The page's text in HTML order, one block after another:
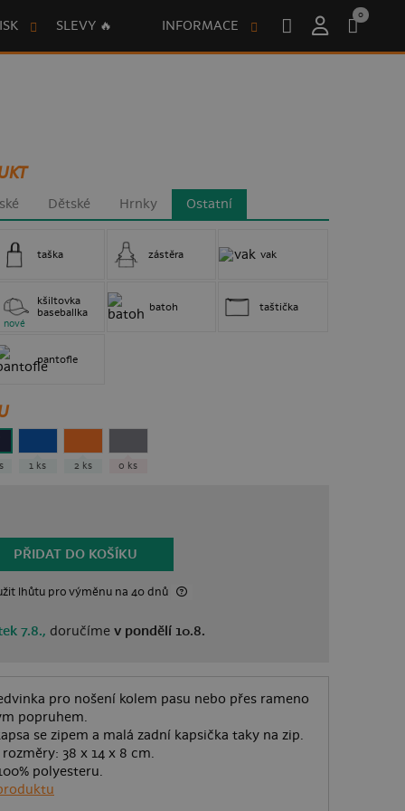
SLEVY 🔥 INFORMACE
0
Dětské Hrnky Ostatní
taška zástěra vak
kšiltovka
baseballka
nové
batoh taštička
pantofle
1 ks 2 ks 0 ks
PŘIDAT DO KOŠÍKU
lhůtu pro výměnu na 40 dnů
7.8., doručíme v pondělí 10.8.
pro nošení kolem pasu nebo přes rameno
popruhem.
se zipem a malá zadní kapsička taky na zip.
rozměry: 38 x 14 x 8 cm.
polyesteru.